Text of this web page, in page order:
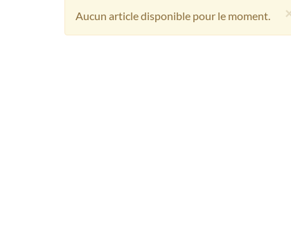
Aucun article disponible pour le moment.